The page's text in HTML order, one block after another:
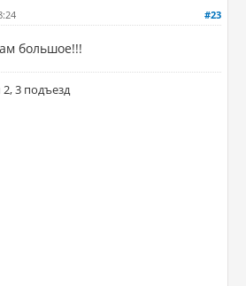
#23
большое!!!
3 подъезд